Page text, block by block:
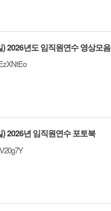
) 2026년도 임직원연수 영상모음
) 2026년 임직원연수 포토북